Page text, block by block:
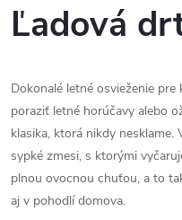
v
á
d
a
c
Ľadová
Dokonalé letné osvieženie
poraziť letné horúčavy alebo
klasika, ktorá nikdy
sypké zmesi, s ktorými
plnou ovocnou chuťou, a to
aj v pohodlí domova.